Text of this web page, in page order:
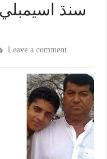
سنڌ
Leave a comment